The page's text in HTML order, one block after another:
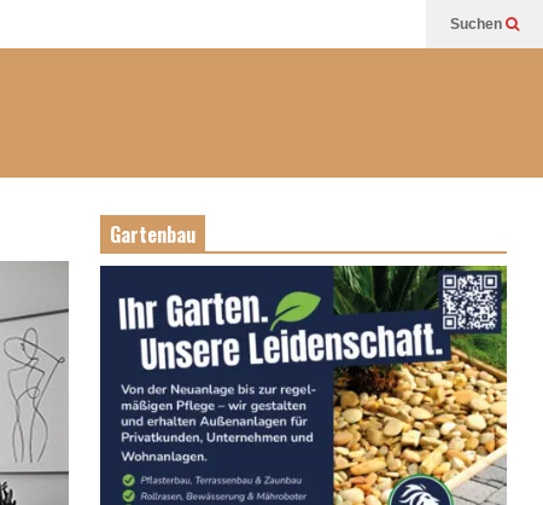
Suchen
Gartenbau